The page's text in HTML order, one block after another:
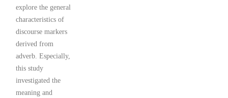
explore the general
characteristics of
discourse markers
derived from
adverb. Especially,
this study
investigated the
meaning and